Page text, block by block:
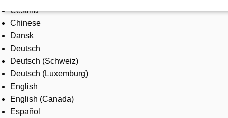
Products & Solutions
Industries
Services
About us
Where to buy
Contact us
Careers
Čeština
Chinese
Dansk
Deutsch
Deutsch (Schweiz)
Deutsch (Luxemburg)
English
English (Canada)
Español